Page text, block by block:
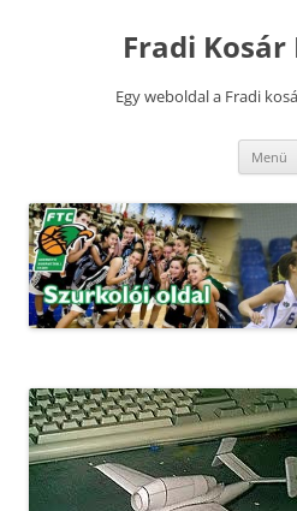
Fradi Kosár
Egy weboldal a Fradi
Menü